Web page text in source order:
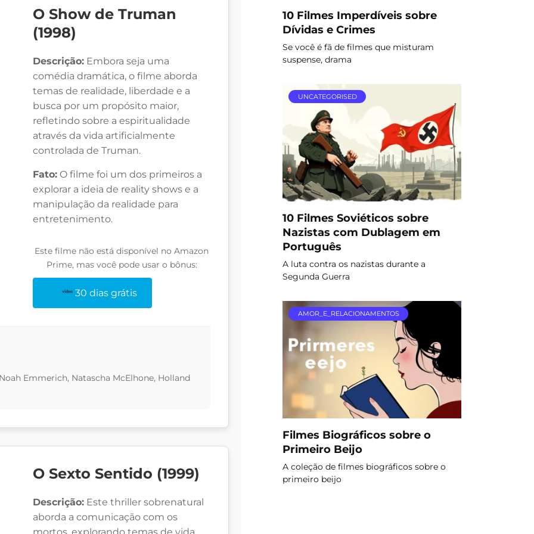
O Show de Truman
(1998)
Descrição: Embora seja uma
comédia dramática, o filme aborda
temas de realidade, liberdade e a
busca por um propósito maior,
refletindo sobre a espiritualidade
através da vida artificialmente
controlada de Truman.
Fato: O filme foi um dos primeiros a
explorar a ideia de reality shows e a
manipulação da realidade para
entretenimento.
Este filme não está disponível no Amazon
Prime, mas você pode usar o bônus:
30 dias grátis
Emmerich, Natascha McElhone, Holland
O Sexto Sentido (1999)
Descrição: Este thriller sobrenatural
aborda a comunicação com os
10 Filmes Imperdíveis sobre
Dívidas e Crimes
Se você é fã de filmes que misturam
suspense, drama
UNCATEGORISED
10 Filmes Soviéticos sobre
Nazistas com Dublagem em
Português
A luta contra os nazistas durante a
Segunda Guerra
AMOR_E_RELACIONAMENTOS
Filmes Biográficos sobre o
Primeiro Beijo
A coleção de filmes biográficos sobre o
primeiro beijo